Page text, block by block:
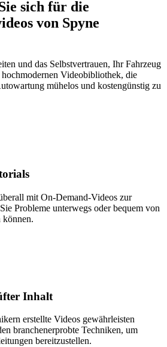
sich für die
von Spyne
und das Selbstvertrauen, Ihr Fahrzeug
Videobibliothek, die
mühelos und kostengünstig zu
mit On-Demand-Videos zur
Probleme unterwegs oder bequem von
können.
Inhalt
erstellte Videos gewährleisten
branchenerprobte Techniken, um
bereitzustellen.